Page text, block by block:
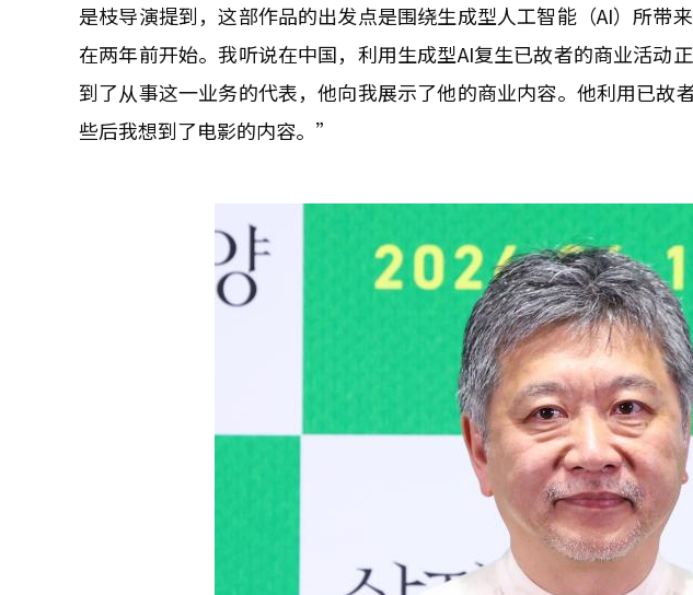
是枝导演提到，这部作品的出发点是围绕生成型人工智能（AI）所带
在两年前开始。我听说在中国，利用生成型AI复生已故者的商业活动
到了从事这一业务的代表，他向我展示了他的商业内容。他利用已故
些后我想到了电影的内容。”